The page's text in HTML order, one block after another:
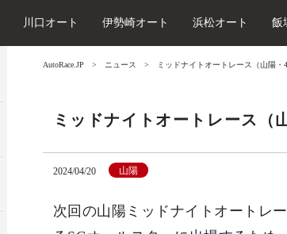
川口オート 伊勢崎オート 浜松オート 飯
AutoRace.JP ニュース ミッドナイトオートレース（山陽
ミッドナイトオートレース（
2024/04/20 山陽
次回の山陽ミッドナイトオートレ